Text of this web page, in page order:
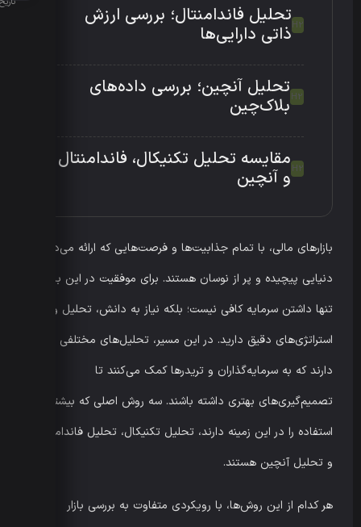
تحلیل فاندامنتال؛ بررسی ارزش
ذاتی دارایی‌ها
تحلیل آنچین؛ بررسی داده‌های
بلاک‌چین
مقایسه تحلیل تکنیکال، فاندامنتال
و آنچین
بازارهای مالی، با تمام جذابیت‌ها و فرصت‌هایی که ارائه می‌دهند،
دنیایی پیچیده و پر از نوسان هستند. برای موفقیت در این بازارها،
تنها داشتن سرمایه کافی نیست؛ بلکه نیاز به دانش، تحلیل و
استراتژی‌های دقیق دارید. در این مسیر، تحلیل‌های مختلفی وجود
دارند که به سرمایه‌گذاران و تریدرها کمک می‌کنند تا
تصمیم‌گیری‌های بهتری داشته باشند. سه روش اصلی که بیشترین
استفاده را در این زمینه دارند، تحلیل تکنیکال، تحلیل فاندامنتال
و تحلیل آنچین هستند.
هر کدام از این روش‌ها، با رویکردی متفاوت به بررسی بازار